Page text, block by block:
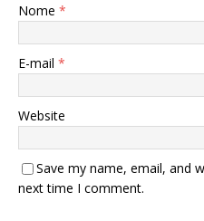
Nome *
E-mail *
Website
Save my name, email, and
next time I comment.